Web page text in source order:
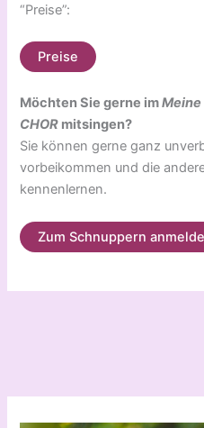
“Preise”:
Preise
Möchten Sie gerne imMeine
CHOR mitsingen?
Sie können gerne ganz
vorbeikommen und die
kennenlernen.
Zum Schnuppern